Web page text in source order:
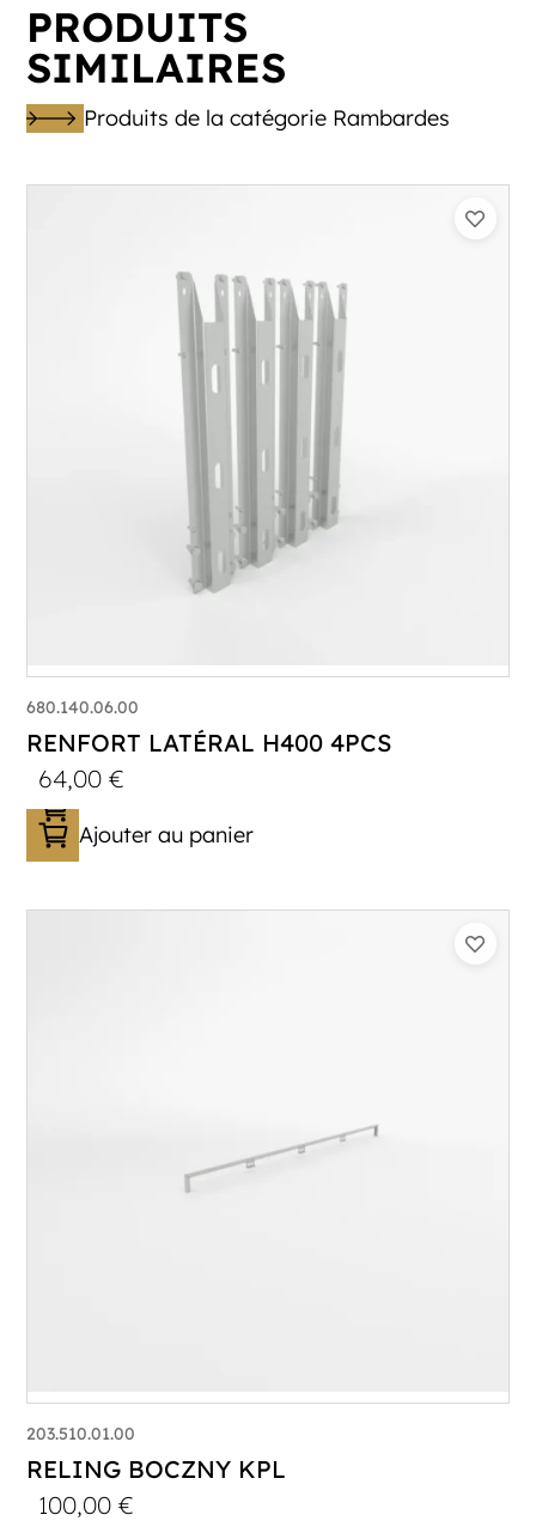
PRODUITS
SIMILAIRES
Produits de la catégorie Rambardes
680.140.06.00
RENFORT LATÉRAL H400 4PCS
64,00€
Ajouter au panier
203.510.01.00
RELING BOCZNY KPL
100,00€